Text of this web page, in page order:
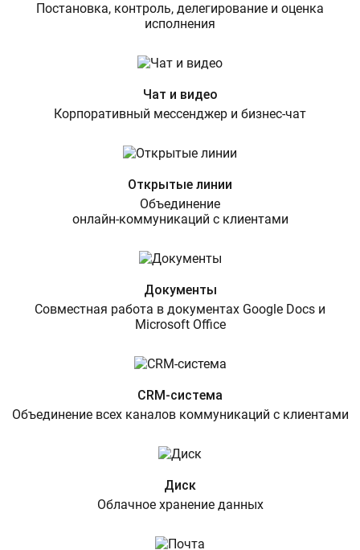
Постановка, контроль, делегирование и оценка
исполнения
Чат и видео
Корпоративный мессенджер и бизнес-чат
Открытые линии
Объединение
онлайн-коммуникаций с клиентами
Документы
Совместная работа в документах Google Docs и
Microsoft Office
CRM-система
Объединение всех каналов коммуникаций с клиентами
Диск
Облачное хранение данных